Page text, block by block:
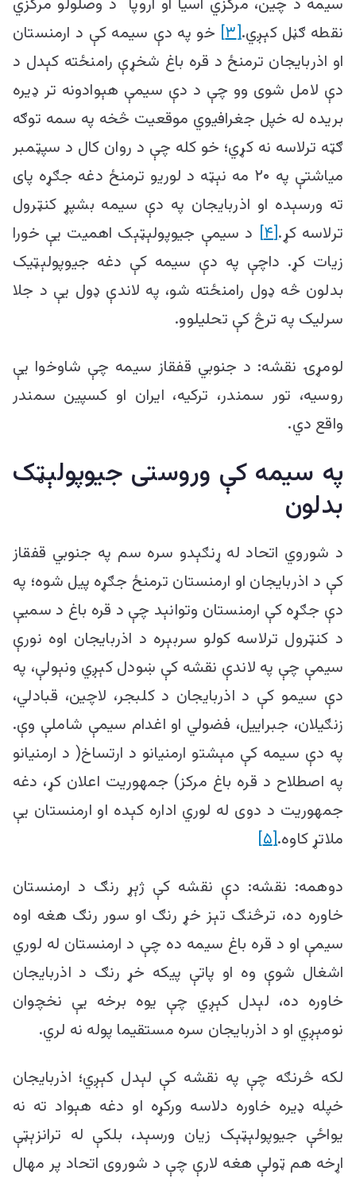
نقطه ګڼل کېږي.[۳]
خو په دې سیمه کې د ارمنستان
او اذربایجان ترمنځ د قره باغ شخړې رامنځته کېدل د
دې لامل شوی وو چې د دې سیمې هېوادونه تر ډیره
بریده له خپل جغرافیوي موقعیت څخه په سمه توګه
ګټه ترلاسه نه کړي؛ خو کله چې د روان کال د سپټمبر
میاشتې په ۲۰ مه نېټه د لوریو ترمنځ دغه جګړه پای
ته ورسېده او اذربایجان په دې سیمه بشپړ کنټرول
ترلاسه کړ.[۴]
د سیمې جیوپولېټېک اهمیت یې خورا
زیات کړ. داچې په دې سیمه کې دغه جیوپولېټیک
بدلون څه ډول رامنځته شو، په لاندې ډول یې د جلا
سرلیک په ترڅ کې تحلیلوو.
لومړۍ نقشه: د جنوبي قفقاز سیمه چې شاوخوا یې
روسیه، تور سمندر، ترکیه، ایران او کسپین سمندر
واقع دي.
په سیمه کې وروستی جیوپولېټک
بدلون
د شوروي اتحاد له ړنګېدو سره سم په جنوبي قفقاز
کې د اذربایجان او ارمنستان ترمنځ جګړه پیل شوه؛ په
دې جګړه کې ارمنستان وتوانېد چې د قره باغ د سمیې
د کنټرول ترلاسه کولو سربېره د اذربایجان اوه نورې
سیمې چې په لاندې نقشه کې ښودل کېږي ونېولې، په
دې سیمو کې د اذربایجان د کلبجر، لاچین، قبادلي،
زنګیلان، جبراییل، فضولي او اغدام سیمې شاملې وې.
په دې سیمه کې مېشتو ارمنیانو د ارتساخ( د ارمنیانو
په اصطلاح د قره باغ مرکز) جمهوریت اعلان کړ، دغه
جمهوریت د دوی له لوري اداره کېده او ارمنستان یې
ملاتړ کاوه.[۵]
دوهمه: نقشه: دې نقشه کې ژېړ رنګ د ارمنستان
خاوره ده، ترڅنګ تېز خړ رنګ او سور رنګ هغه اوه
سیمې او د قره باغ سیمه ده چې د ارمنستان له لوري
اشغال شوې وه او پاتې پیکه خړ رنګ د اذربایجان
خاوره ده، لېدل کېږي چې یوه برخه یې نخچوان
نومېږي او د اذربایجان سره مستقیما پوله نه لري.
لکه څرنګه چې په نقشه کې لېدل کېږي؛ اذربایجان
خپله ډیره خاوره دلاسه ورکړه او دغه هېواد ته نه
یواځې جیوپولېټېک زیان ورسېد، بلکې له ترانزېټې
اړخه هم ټولې هغه لارې چې د شوروی اتحاد پر مهال